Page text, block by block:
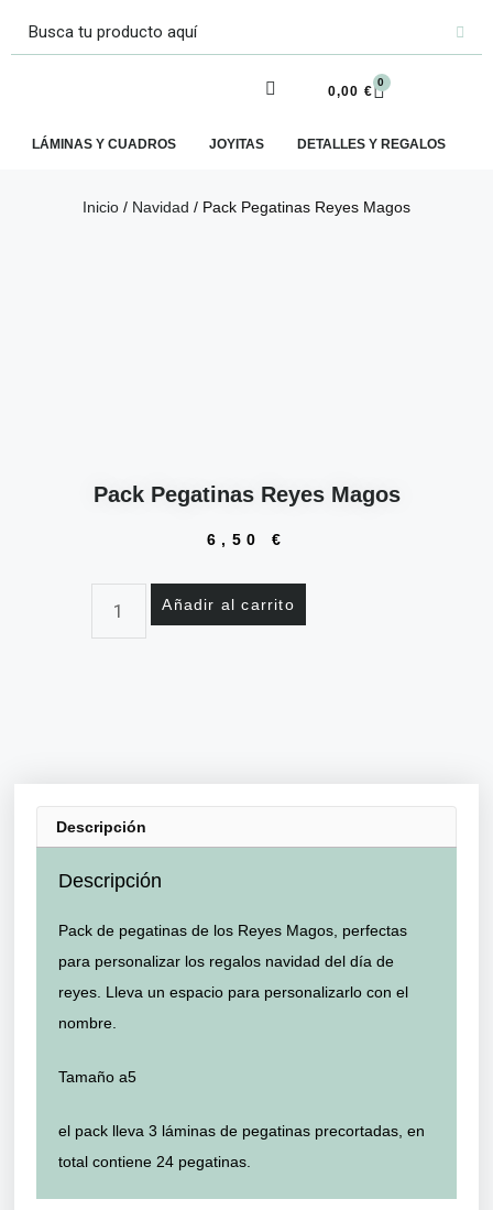
0,00 €
0
LÁMINAS Y CUADROS JOYITAS DETALLES Y REGALOS
Inicio / Navidad / Pack Pegatinas Reyes Magos
Pack Pegatinas Reyes Magos
6,50 €
Añadir al carrito
Descripción
Descripción
Pack de pegatinas de los Reyes Magos, perfectas
para personalizar los regalos navidad del día de
reyes. Lleva un espacio para personalizarlo con el
nombre.
Tamaño a5
el pack lleva 3 láminas de pegatinas precortadas, en
total contiene 24 pegatinas.